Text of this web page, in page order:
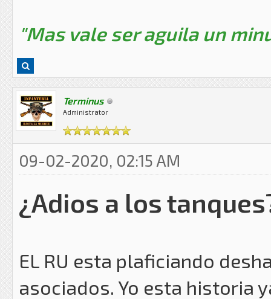
"Mas vale ser aguila un
Terminus
Administrator
09-02-2020, 02:15 AM
¿Adios a los
EL RU esta plaficiando
asociados. Yo esta historia